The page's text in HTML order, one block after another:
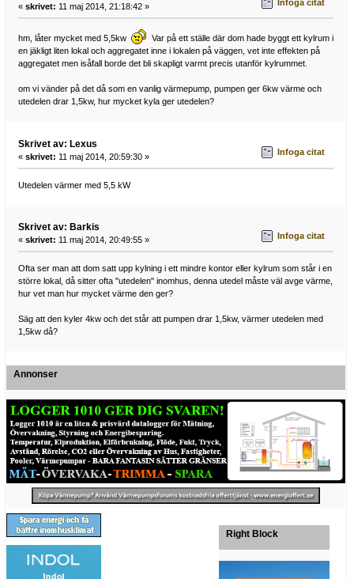
« skrivet: 11 maj 2014, 21:18:42 » Infoga citat
hm, låter mycket med 5,5kw
Var på ett ställe där dom hade byggt ett kylrum i
en jäkligt liten lokal och aggregatet inne i lokalen på väggen, vet inte effekten på
aggregatet men isåfall borde det bli skapligt varmt precis utanför kylrummet.
om vi vänder på det då som en vanlig värmepump, pumpen ger 6kw värme och
utedelen drar 1,5kw, hur mycket kyla ger utedelen?
Skrivet av: Lexus
« skrivet: 11 maj 2014, 20:59:30 » Infoga citat
Utedelen värmer med 5,5 kW
Skrivet av: Barkis
« skrivet: 11 maj 2014, 20:49:55 » Infoga citat
Ofta ser man att dom satt upp kylning i ett mindre kontor eller kylrum som står i en
större lokal, då sitter ofta "utedelen" inomhus, denna utedel måste väl avge värme,
hur vet man hur mycket värme den ger?
Säg att den kyler 4kw och det står att pumpen drar 1,5kw, värmer utedelen med
1,5kw då?
Annonser
Right Block